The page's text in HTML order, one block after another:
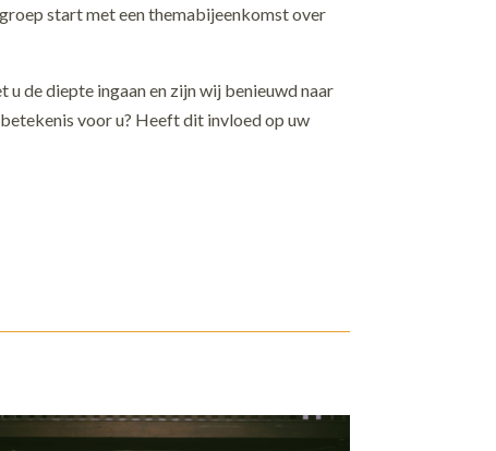
start met een themabijeenkomst over
de diepte ingaan en zijn wij benieuwd naar
voor u? Heeft dit invloed op uw